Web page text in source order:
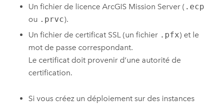
Un fichier de licenceArcGIS Mission Server ( .ecp
ou .prvc).
Un fichier de certificat SSL (un fichier .pfx) et le
mot de passe correspondant.
Le certificat doit provenir d’une autorité de
certification.
Si vous créez un déploiement sur des instances